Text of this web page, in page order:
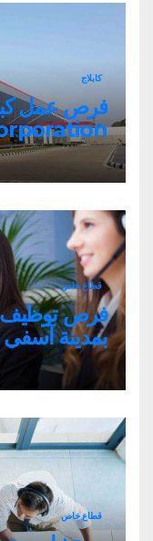
كابلاج
وعاملة
قطاع خاص
فرص توظيف
بمدينة آسفي
قطاع خاص